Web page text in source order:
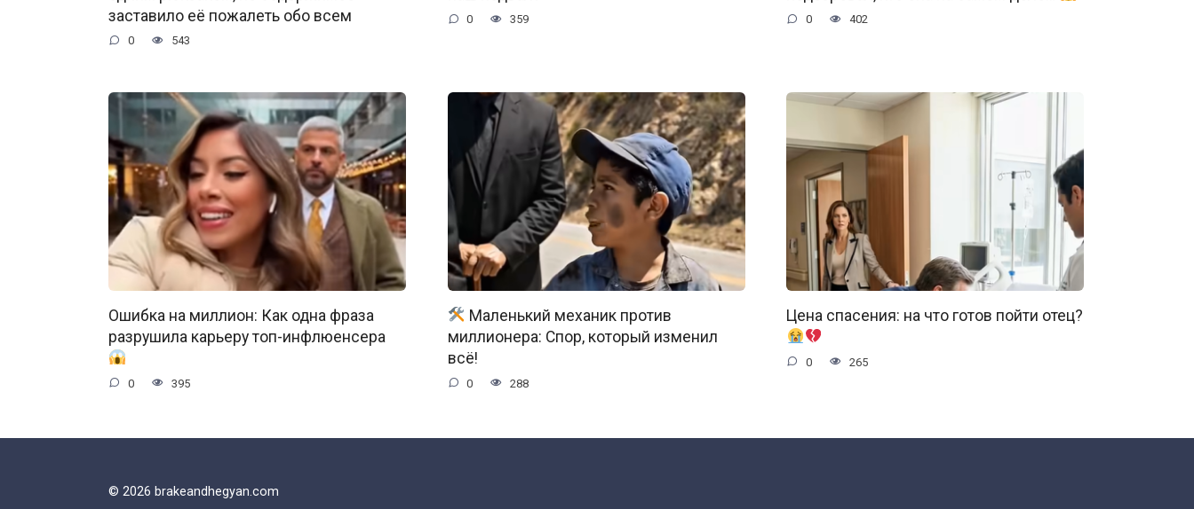
заставило её пожалеть обо всем
0 543
0 359 0 402
Ошибка на миллион: Как одна фраза
разрушила карьеру топ-инфлюенсера
0 395
Маленький механик против
миллионера: Спор, который изменил
всё!
0 288
Цена спасения: на что готов пойти отец?
0 265
© 2026 brakeandhegyan.com